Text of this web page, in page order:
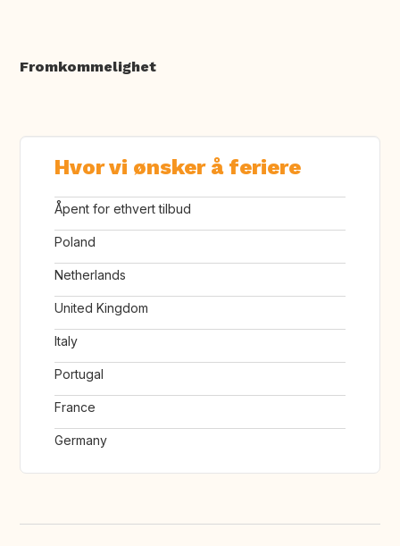
Fromkommelighet
Hvor vi ønsker å feriere
Åpent for ethvert tilbud
Poland
Netherlands
United Kingdom
Italy
Portugal
France
Germany